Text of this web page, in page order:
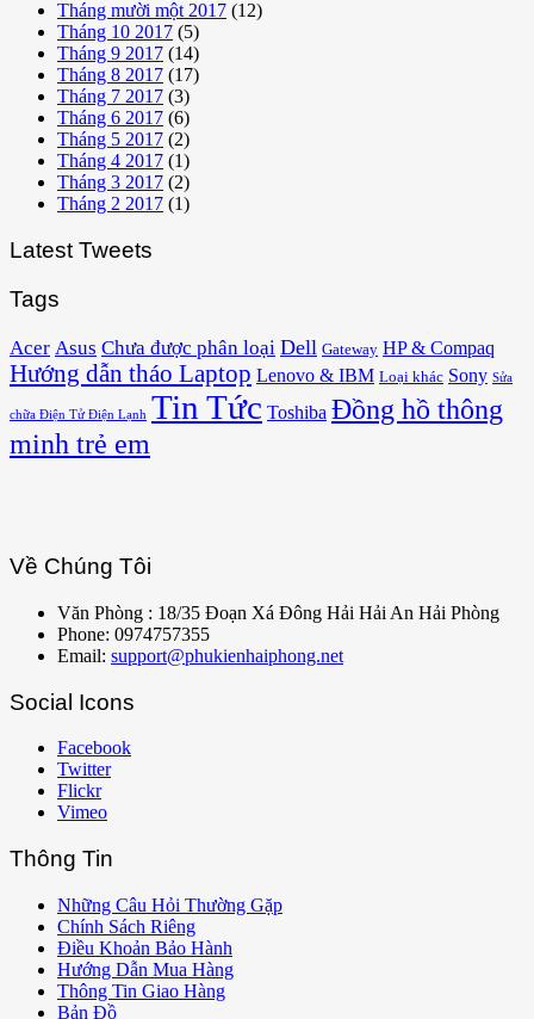
Tháng mười một 2017 (12)
Tháng 10 2017 (5)
Tháng 9 2017 (14)
Tháng 8 2017 (17)
Tháng 7 2017 (3)
Tháng 6 2017 (6)
Tháng 5 2017 (2)
Tháng 4 2017 (1)
Tháng 3 2017 (2)
Tháng 2 2017 (1)
Latest Tweets
Tags
Acer Asus Chưa được phân loại Dell Gateway HP & Compaq
Hướng dẫn tháo Laptop Lenovo & IBM Loại khác Sony Sửa
chữa Điện Tử Điện Lạnh Tin Tức Toshiba Đồng hồ thông
minh trẻ em
Về Chúng Tôi
Văn Phòng : 18/35 Đoạn Xá Đông Hải Hải An Hải Phòng
Phone: 0974757355
Email: support@phukienhaiphong.net
Social Icons
Facebook
Twitter
Flickr
Vimeo
Thông Tin
Những Câu Hỏi Thường Gặp
Chính Sách Riêng
Điều Khoản Bảo Hành
Hướng Dẫn Mua Hàng
Thông Tin Giao Hàng
Bản Đồ